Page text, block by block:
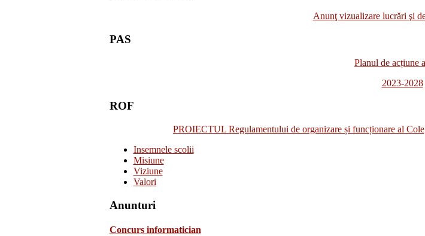
Anunţ vizualizare lucrări şi
PAS
Planul de acțiune
2023-2028
ROF
PROIECTUL Regulamentului de organizare și funcționare al
Insemnele scolii
Misiune
Viziune
Valori
Anunturi
Concurs informatician